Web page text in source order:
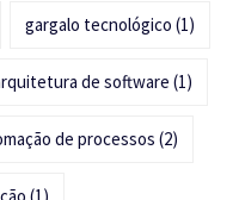
gargalo tecnológico (1)
de software (1)
de processos (2)